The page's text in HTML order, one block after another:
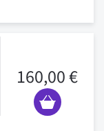
160,00 €